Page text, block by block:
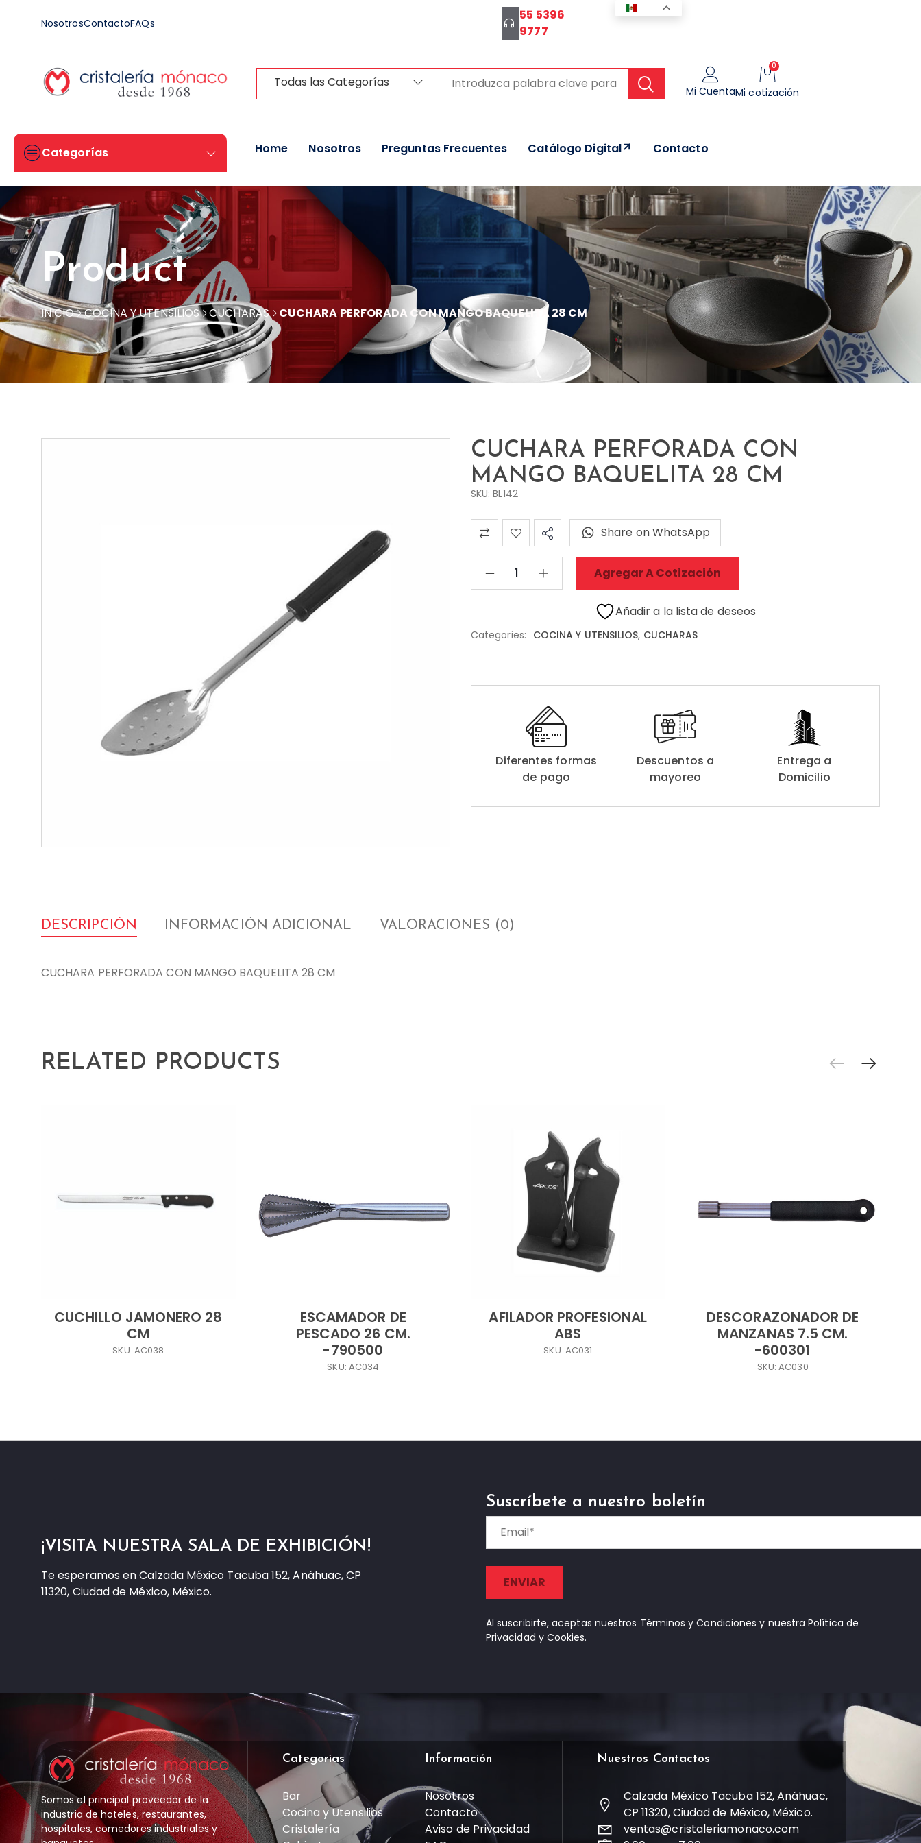
NosotrosContactoFAQs
55 5396
9777
Todas las Categorías
Mi Cuenta
0
Mi cotización
Categorías Home Nosotros Preguntas Frecuentes Catálogo Digital Contacto
Product
INICIO COCINA Y UTENSILIOS CUCHARAS CUCHARA PERFORADA CON MANGO BAQUELITA 28 CM
CUCHARA PERFORADA CON
MANGO BAQUELITA 28 CM
SKU: BL142
Agregar A Cotización
Share on WhatsApp
Añadir a la lista de deseos
Categories: COCINA Y UTENSILIOS, CUCHARAS
Diferentes formas
de pago
Descuentos a
mayoreo
Entrega a
Domicilio
DESCRIPCIÓN INFORMACIÓN ADICIONAL VALORACIONES (0)
CUCHARA PERFORADA CON MANGO BAQUELITA 28 CM
RELATED PRODUCTS
CUCHILLO JAMONERO 28
CM
SKU: AC038
ESCAMADOR DE
PESCADO 26 CM.
-790500
SKU: AC034
AFILADOR PROFESIONAL
ABS
SKU: AC031
DESCORAZONADOR DE
MANZANAS 7.5 CM.
-600301
SKU: AC030
¡VISITA NUESTRA SALA DE EXHIBICIÓN!
Te esperamos en Calzada México Tacuba 152, Anáhuac, CP
11320, Ciudad de México, México.
Suscríbete a nuestro boletín
Al suscribirte, aceptas nuestros Términos y Condiciones y nuestra Política de
Privacidad y Cookies.
Somos el principal proveedor de la
industria de hoteles, restaurantes,
hospitales, comedores industriales y
Categorías
Bar
Cocina y Utensilios
Cristalería
Información
Nosotros
Contacto
Aviso de Privacidad
Nuestros Contactos
Calzada México Tacuba 152, Anáhuac,
CP 11320, Ciudad de México, México.
ventas@cristaleriamonaco.com